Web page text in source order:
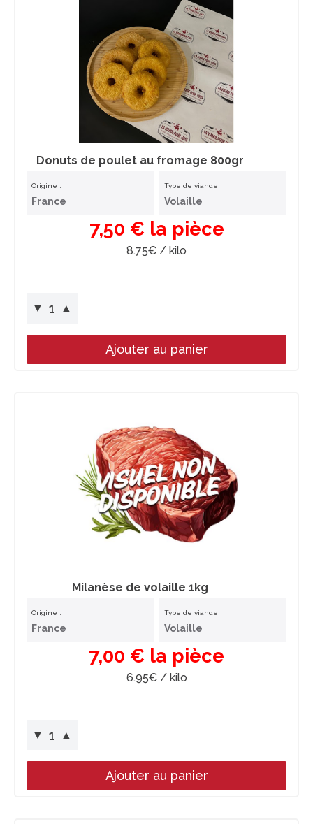
Donuts de poulet au fromage 800gr
Origine :
France
Type de viande :
Volaille
7,50 € la pièce
8.75€ / kilo
▼ 1 ▲
Ajouter au panier
Milanèse de volaille 1kg
Origine :
France
Type de viande :
Volaille
7,00 € la pièce
6.95€ / kilo
▼ 1 ▲
Ajouter au panier